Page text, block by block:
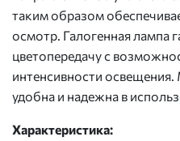
таким образом
осмотр. Галогенная лампа
цветопередачу с
интенсивности
удобна и надежна в
Характеристика: